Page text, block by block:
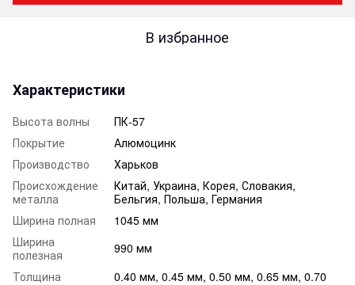
В избранное
Характеристики
Высота волны
ПК-57
Покрытие
Алюмоцинк
Производство
Харьков
Происхождение
металла
Китай, Украина, Корея, Словакия,
Бельгия, Польша, Германия
Ширина полная
1045 мм
Ширина
полезная
990 мм
Толщина
0.40 мм, 0.45 мм, 0.50 мм, 0.65 мм, 0.70